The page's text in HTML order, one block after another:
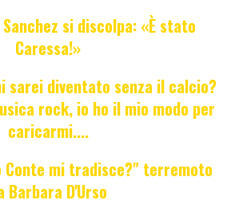
si discolpa: «È stato
Caressa!»
sarei diventato senza il calcio?
rock, io ho il mio modo per
caricarmi....
Conte mi tradisce?" terremoto
Barbara D'Urso